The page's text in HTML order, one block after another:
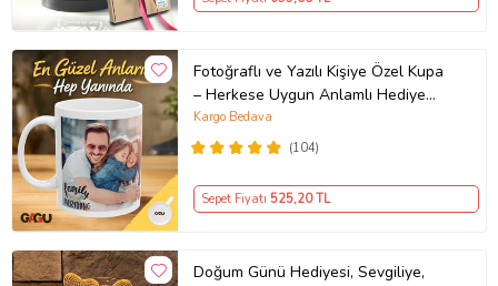
Fotoğraflı ve Yazılı Kişiye Özel Kupa
– Herkese Uygun Anlamlı Hediye
Porselen Baskılı Kupa (Beyaz)
(104)
Kargo Bedava
Sepet Fiyatı 525,20 TL
Doğum Günü Hediyesi, Sevgiliye,